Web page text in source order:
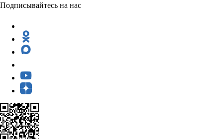
Подписывайтесь на нас